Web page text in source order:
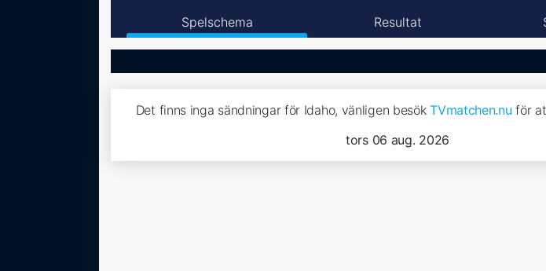
Spelschema Resultat
Det finns inga sändningar för Idaho, vänligen besökTVmatchen.nu för
tors 06 aug. 2026